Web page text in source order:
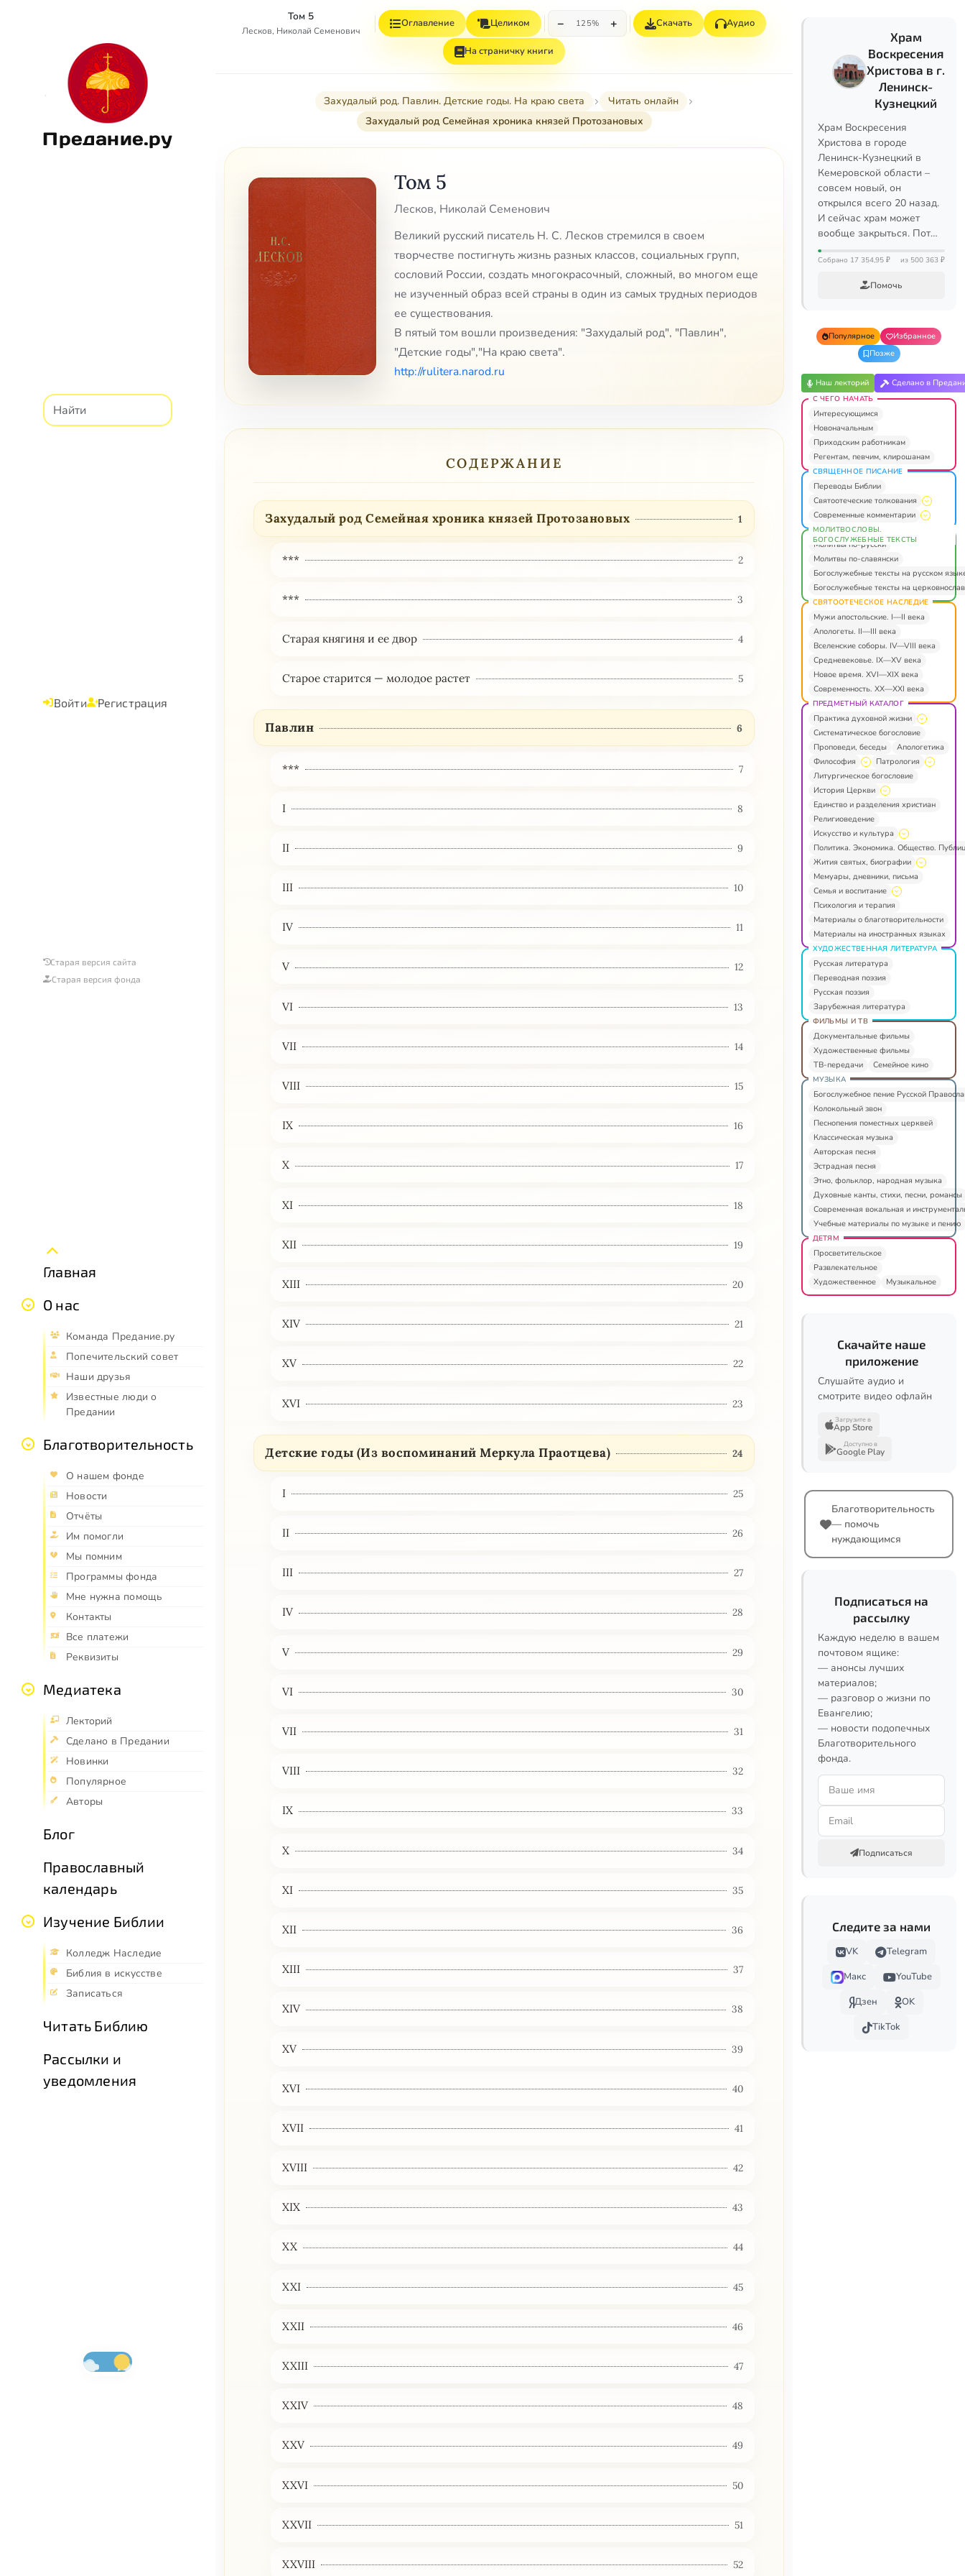
Предание.ру
Войти Регистрация
Старая версия сайта
Старая версия фонда
Главная
О нас
Команда Предание.ру
Попечительский совет
Наши друзья
Известные люди о
Предании
Благотворительность
О нашем фонде
Новости
Отчёты
Им помогли
Мы помним
Программы фонда
Мне нужна помощь
Контакты
Все платежи
Реквизиты
Медиатека
Лекторий
Сделано в Предании
Новинки
Популярное
Авторы
Блог
Православный
календарь
Изучение Библии
Колледж Наследие
Библия в искусстве
Записаться
Читать Библию
Рассылки и
уведомления
Том 5
Лесков, Николай Семенович
Оглавление Целиком − 125% + Скачать Аудио
На страничку книги
Захудалый род. Павлин. Детские годы. На краю света
Читать онлайн
Захудалый род Семейная хроника князей Протозановых
Том 5
Лесков, Николай Семенович
Великий русский писатель Н. С. Лесков стремился в своем
творчестве постигнуть жизнь разных классов, социальных групп,
сословий России, создать многокрасочный, сложный, во многом еще
не изученный образ всей страны в один из самых трудных периодов
ее существования.
В пятый том вошли произведения: "Захудалый род", "Павлин",
"Детские годы","На краю света".
http://rulitera.narod.ru
СОДЕРЖАНИЕ
Захудалый род Семейная хроника князей Протозановых 1
*** 2
*** 3
Старая княгиня и ее двор 4
Старое старится — молодое растет 5
Павлин 6
*** 7
I 8
II 9
III 10
IV 11
V 12
VI 13
VII 14
VIII 15
IX 16
X 17
XI 18
XII 19
XIII 20
XIV 21
XV 22
XVI 23
Детские годы (Из воспоминаний Меркула Праотцева) 24
I 25
II 26
III 27
IV 28
V 29
VI 30
VII 31
VIII 32
IX 33
X 34
XI 35
XII 36
XIII 37
XIV 38
XV 39
XVI 40
XVII 41
XVIII 42
XIX 43
XX 44
XXI 45
XXII 46
XXIII 47
XXIV 48
XXV 49
XXVI 50
XXVII 51
XXVIII 52
Храм
Воскресения
Христова в г.
Ленинск-
Кузнецкий
Храм Воскресения
Христова в городе
Ленинск-Кузнецкий в
Кемеровской области –
совсем новый, он
открылся всего 20 назад.
И сейчас храм может
вообще закрыться. Пот…
Собрано 17 354,95 ₽ из 500 363 ₽
Помочь
Популярное
Избранное
Позже
Наш лекторий Сделано в
С ЧЕГО НАЧАТЬ
Интересующимся
Новоначальным
Приходским работникам
Регентам, певчим, клирошанам
СВЯЩЕННОЕ ПИСАНИЕ
Переводы Библии
Святоотеческие толкования
Современные комментарии
МОЛИТВОСЛОВЫ.
БОГОСЛУЖЕБНЫЕ ТЕКСТЫ
Молитвы по-русски
Молитвы по-славянски
Богослужебные тексты на русском
Богослужебные тексты на
СВЯТООТЕЧЕСКОЕ НАСЛЕДИЕ
Мужи апостольские. I—II века
Апологеты. II—III века
Вселенские соборы. IV—VIII века
Средневековье. IX—XV века
Новое время. XVI—XIX века
Современность. XX—XXI века
ПРЕДМЕТНЫЙ КАТАЛОГ
Практика духовной жизни
Систематическое богословие
Проповеди, беседы
Апологетика
Философия
Патрология
Литургическое богословие
История Церкви
Единство и разделения христиан
Религиоведение
Искусство и культура
Политика. Экономика. Общество.
Жития святых, биографии
Мемуары, дневники, письма
Семья и воспитание
Психология и терапия
Материалы о благотворительности
Материалы на иностранных языках
ХУДОЖЕСТВЕННАЯ ЛИТЕРАТУРА
Русская литература
Переводная поэзия
Русская поэзия
Зарубежная литература
ФИЛЬМЫ И ТВ
Документальные фильмы
Художественные фильмы
ТВ-передачи
Семейное кино
МУЗЫКА
Богослужебное пение Русской
Колокольный звон
Песнопения поместных церквей
Классическая музыка
Авторская песня
Эстрадная песня
Этно, фольклор, народная музыка
Духовные канты, стихи, песни, романсы
Современная вокальная и
Учебные материалы по музыке и пению
ДЕТЯМ
Просветительское
Развлекательное
Художественное
Музыкальное
Скачайте наше
приложение
Слушайте аудио и
смотрите видео офлайн
Загрузите в
App Store
Доступно в
Google Play
Благотворительность
— помочь
нуждающимся
Подписаться на
рассылку
Каждую неделю в вашем
почтовом ящике:
— анонсы лучших
материалов;
— разговор о жизни по
Евангелию;
— новости подопечных
Благотворительного
фонда.
Подписаться
Следите за нами
VK
Telegram
Макс
YouTube
Дзен
OK
TikTok